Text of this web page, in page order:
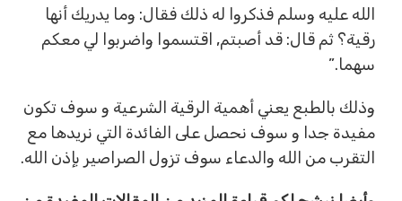
الله عليه وسلم فذكروا له ذلك فقال: وما يدريك أنها
رقية؟ ثم قال: قد أصبتم, اقتسموا واضربوا لي معكم
سهما.”
وذلك بالطبع يعني أهمية الرقية الشرعية و سوف تكون
مفيدة جدا و سوف نحصل على الفائدة التي نريدها مع
التقرب من الله والدعاء سوف تزول الصراصير بإذن الله.